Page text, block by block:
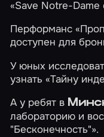
«Save Notre-Dame
Перформанс
доступен для
У юных
узнать«Тайну
А у ребят в
лабораторию и
"Бесконечность"».